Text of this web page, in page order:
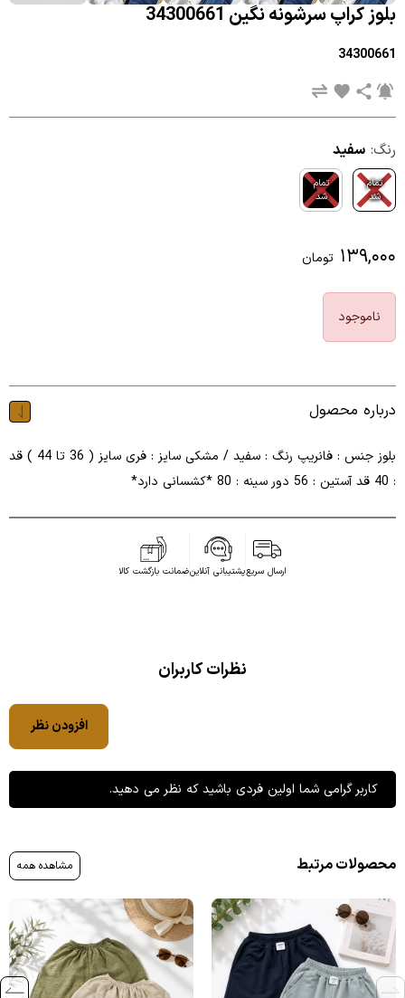
بلوز کراپ سرشونه نگین 34300661
34300661
رنگ: سفید
تمام
شد
تمام
شد
۱۳۹,۰۰۰ تومان
ناموجود
درباره محصول
بلوز جنس : فانریپ رنگ : سفید / مشکی سایز : فری سایز ( 36 تا 44 ) قد
: 40 قد آستین : 56 دور سینه : 80 *کشسانی دارد*
ارسال سریعپشتیبانی آنلاینضمانت بازگشت کالا
نظرات کاربران
افزودن نظر
کاربر گرامی شما اولین فردی باشید که نظر می دهید.
محصولات مرتبط مشاهده همه